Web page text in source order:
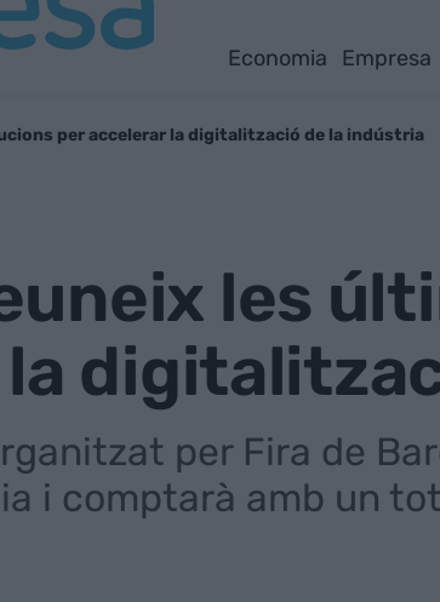
Economia Empresa
per accelerar la digitalització de la indústria
les
per Fira de
i comptarà amb un